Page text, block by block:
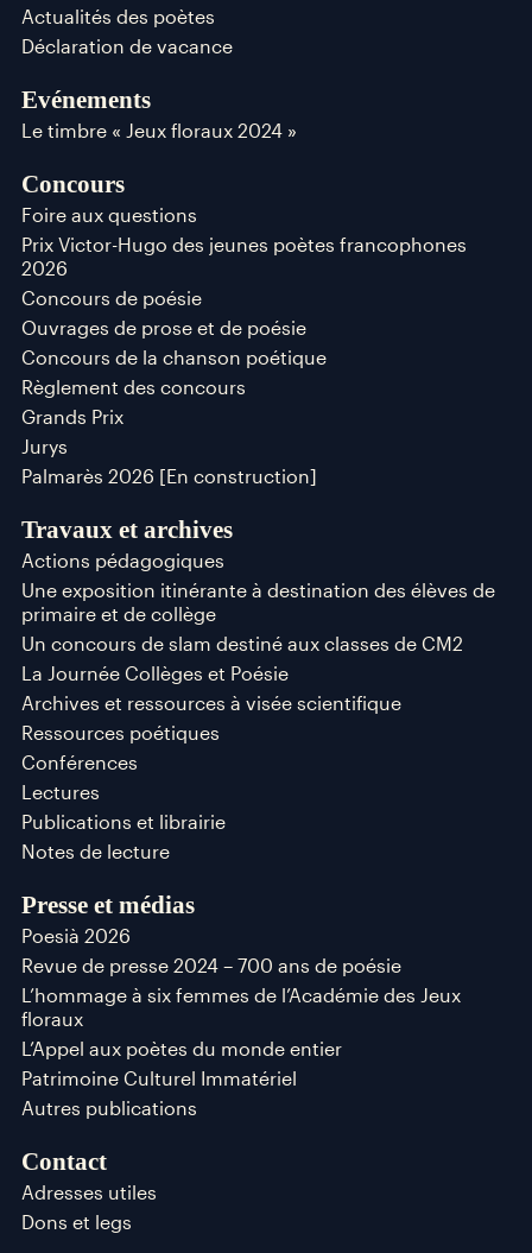
Actualités des poètes
Déclaration de vacance
Evénements
Le timbre « Jeux floraux 2024 »
Concours
Foire aux questions
Prix Victor-Hugo des jeunes poètes francophones
2026
Concours de poésie
Ouvrages de prose et de poésie
Concours de la chanson poétique
Règlement des concours
Grands Prix
Jurys
Palmarès 2026 [En construction]
Travaux et archives
Actions pédagogiques
Une exposition itinérante à destination des élèves de
primaire et de collège
Un concours de slam destiné aux classes de CM2
La Journée Collèges et Poésie
Archives et ressources à visée scientifique
Ressources poétiques
Conférences
Lectures
Publications et librairie
Notes de lecture
Presse et médias
Poesià 2026
Revue de presse 2024 – 700 ans de poésie
L’hommage à six femmes de l’Académie des Jeux
floraux
L’Appel aux poètes du monde entier
Patrimoine Culturel Immatériel
Autres publications
Contact
Adresses utiles
Dons et legs